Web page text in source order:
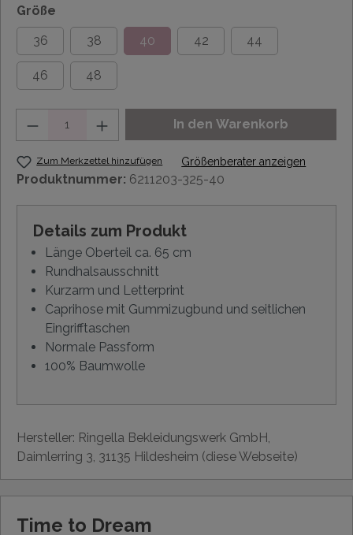
Größe
36
38 40 42 44
46 48
In den Warenkorb
Zum Merkzettel hinzufügen Größenberater anzeigen
Produktnummer: 6211203-325-40
Details zum Produkt
Länge Oberteil ca. 65 cm
Rundhalsausschnitt
Kurzarm und Letterprint
Caprihose mit Gummizugbund und seitlichen
Eingrifftaschen
Normale Passform
100% Baumwolle
Hersteller: Ringella Bekleidungswerk GmbH,
Daimlerring 3, 31135 Hildesheim (diese Webseite)
Time to Dream